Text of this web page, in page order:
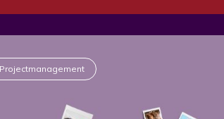
Projectmanagement